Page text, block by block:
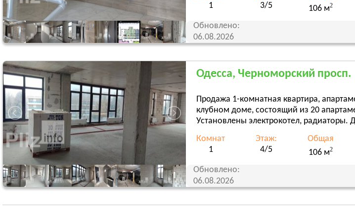
1
3/5
106 м2
Обновлено:
06.08.2026
Одесса, Черноморский просп.
Продажа 1-комнатная квартира,
клубном доме, состоящий из 20
Установлены электрокотел, радиаторы.
Комнат
1
Этаж:
4/5
Общая
106 м2
Обновлено:
06.08.2026